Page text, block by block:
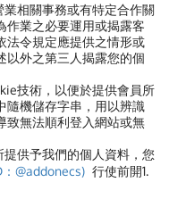
相關事務或有特定合作關
作業之必要運用或揭露客
法令規定應提供之情形或
以外之第三人揭露您的個
技術，以便於提供會員所
隨機儲存字串，用以辨識
致無法順利登入網站或無
供予我們的個人資料， 您
@addonecs) 行使前開1.